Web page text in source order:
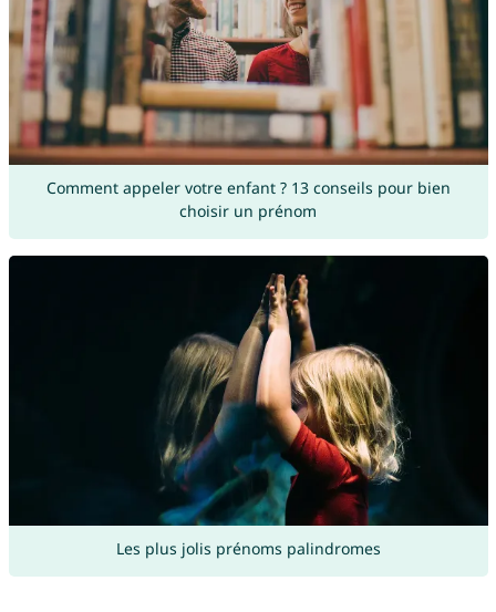
Comment appeler votre enfant ? 13 conseils pour bien
choisir un prénom
Les plus jolis prénoms palindromes